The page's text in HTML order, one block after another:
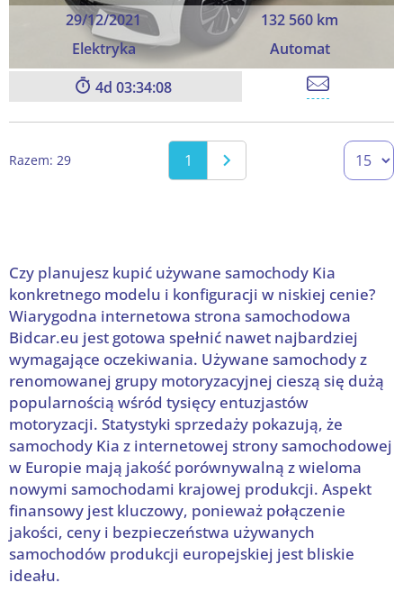
29/12/2021
132 560 km
Elektryka
Automat
4 03:34:06
Razem: 29 1
Czy planujesz kupić używane samochody Kia
konkretnego modelu i konfiguracji w niskiej cenie?
Wiarygodna internetowa strona samochodowa
Bidcar.eu jest gotowa spełnić nawet najbardziej
wymagające oczekiwania. Używane samochody z
renomowanej grupy motoryzacyjnej cieszą się dużą
popularnością wśród tysięcy entuzjastów
motoryzacji. Statystyki sprzedaży pokazują, że
samochody Kia z internetowej strony samochodowej
w Europie mają jakość porównywalną z wieloma
nowymi samochodami krajowej produkcji. Aspekt
finansowy jest kluczowy, ponieważ połączenie
jakości, ceny i bezpieczeństwa używanych
samochodów produkcji europejskiej jest bliskie
ideału.